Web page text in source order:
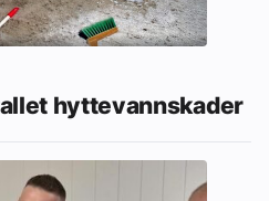
hyttevannskader